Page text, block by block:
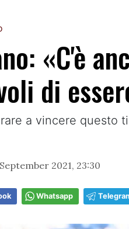
«C'è
di
a vincere questo
2021, 23:30
Whatsapp